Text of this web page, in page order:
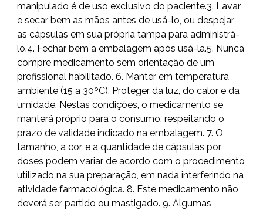
manipulado é de uso exclusivo do paciente.3. Lavar
e secar bem as mãos antes de usá-lo, ou despejar
as cápsulas em sua própria tampa para administrá-
lo.4. Fechar bem a embalagem após usá-la.5. Nunca
compre medicamento sem orientação de um
profissional habilitado. 6. Manter em temperatura
ambiente (15 a 30ºC). Proteger da luz, do calor e da
umidade. Nestas condições, o medicamento se
manterá próprio para o consumo, respeitando o
prazo de validade indicado na embalagem. 7. O
tamanho, a cor, e a quantidade de cápsulas por
doses podem variar de acordo com o procedimento
utilizado na sua preparação, em nada interferindo na
atividade farmacológica. 8. Este medicamento não
deverá ser partido ou mastigado. 9. Algumas